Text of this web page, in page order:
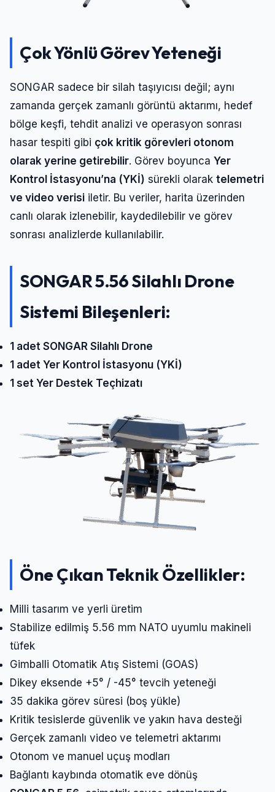
Çok Yönlü Görev Yeteneği
SONGAR sadece bir silah taşıyıcısı değil; aynı
zamanda gerçek zamanlı görüntü aktarımı, hedef
bölge keşfi, tehdit analizi ve operasyon sonrası
hasar tespiti gibi çok kritik görevleri otonom
olarak yerine getirebilir. Görev boyunca Yer
Kontrol İstasyonu’na (YKİ) sürekli olarak telemetri
ve video verisi iletir. Bu veriler, harita üzerinden
canlı olarak izlenebilir, kaydedilebilir ve görev
sonrası analizlerde kullanılabilir.
SONGAR 5.56 Silahlı Drone
Sistemi Bileşenleri:
1 adet SONGAR Silahlı Drone
1 adet Yer Kontrol İstasyonu (YKİ)
1 set Yer Destek Teçhizatı
Öne Çıkan Teknik Özellikler:
Milli tasarım ve yerli üretim
Stabilize edilmiş 5.56 mm NATO uyumlu makineli
tüfek
Gimballi Otomatik Atış Sistemi (GOAS)
Dikey eksende +5° / -45° tevcih yeteneği
35 dakika görev süresi (boş yükle)
Kritik tesislerde güvenlik ve yakın hava desteği
Gerçek zamanlı video ve telemetri aktarımı
Otonom ve manuel uçuş modları
Bağlantı kaybında otomatik eve dönüş